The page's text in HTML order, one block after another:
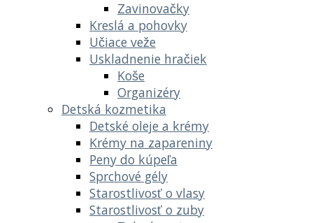
Zavinovačky
Kreslá a pohovky
Učiace veže
Uskladnenie hračiek
Koše
Organizéry
Detská kozmetika
Detské oleje a krémy
Krémy na zapareniny
Peny do kúpeľa
Sprchové gély
Starostlivosť o vlasy
Starostlivosť o zuby